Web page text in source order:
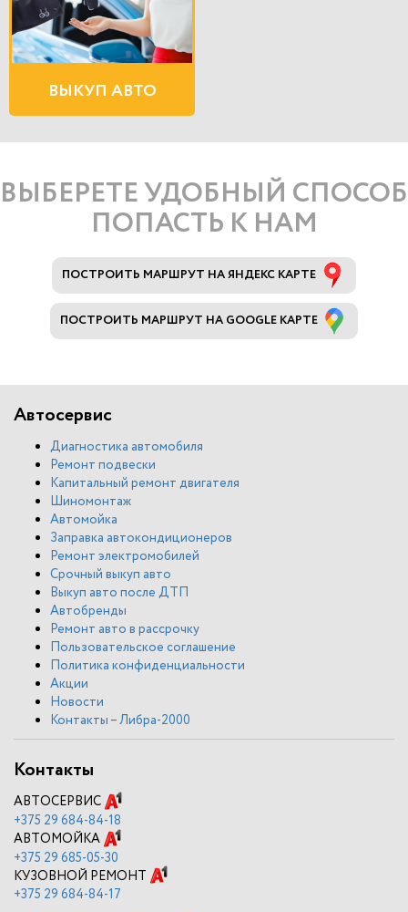
ВЫКУП АВТО
ВЫБЕРЕТЕ УДОБНЫЙ СПОСОБ
ПОПАСТЬ К НАМ
ПОСТРОИТЬ МАРШРУТ НА ЯНДЕКС КАРТЕ
ПОСТРОИТЬ МАРШРУТ НА GOOGLE КАРТЕ
Автосервис
Диагностика автомобиля
Ремонт подвески
Капитальный ремонт двигателя
Шиномонтаж
Автомойка
Заправка автокондиционеров
Ремонт электромобилей
Срочный выкуп авто
Выкуп авто после ДТП
Автобренды
Ремонт авто в рассрочку
Пользовательское соглашение
Политика конфиденциальности
Акции
Новости
Контакты – Либра-2000
Контакты
АВТОСЕРВИС
+375 29 684-84-18
АВТОМОЙКА
+375 29 685-05-30
КУЗОВНОЙ РЕМОНТ
+375 29 684-84-17